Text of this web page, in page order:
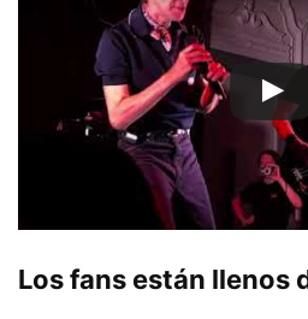
Los fans están llenos